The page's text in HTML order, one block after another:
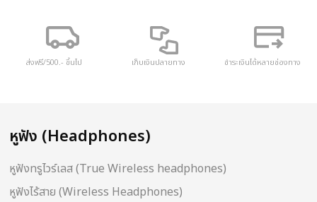
ส่งฟรี/500.- ขึ้นไป เก็บเงินปลายทาง ชำระเงินได้หลายช่องทาง
หูฟัง (Headphones)
หูฟังทรูไวร์เลส (True Wireless headphones)
หูฟังไร้สาย (Wireless Headphones)